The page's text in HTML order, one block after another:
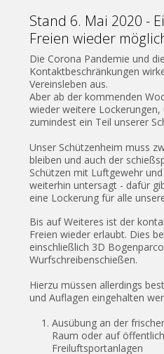
Stand 6. Mai 2020 -
Freien wieder
Die Corona Pandemie und
Kontaktbeschränkungen
Vereinsleben aus.
Aber ab der kommenden
wieder weitere Lockerungen,
zumindest ein Teil unserer
Unser Schützenheim muss
bleiben und auch der
Schützen mit Luftgewehr
weiterhin untersagt - dafür
eine Lockerung für alle
Bis auf Weiteres ist der
Freien wieder erlaubt. Dies
einschließlich 3D
Wurfschreibenschießen.
Hierzu müssen allerdings
und Auflagen eingehalten
Ausübung an der
Raum oder auf
Freiluftsportanlagen